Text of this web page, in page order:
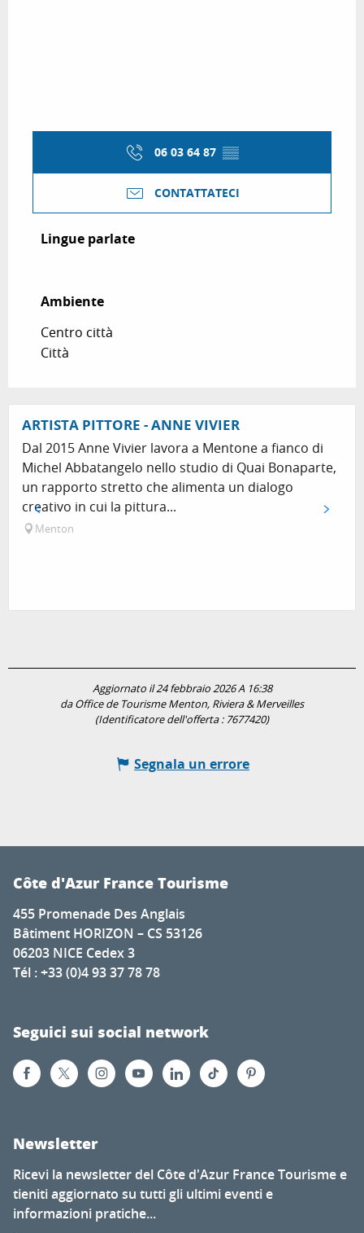
06 03 64 87 ▒▒
CONTATTATECI
Lingue parlate
Lingue parlate
Ambiente
Ambiente
Centro città
Città
ARTISTA PITTORE - ANNE VIVIER
Dal 2015 Anne Vivier lavora a Mentone a fianco di
Michel Abbatangelo nello studio di Quai Bonaparte,
un rapporto stretto che alimenta un dialogo
creativo in cui la pittura...
Menton
Aggiornato il 24 febbraio 2026 A 16:38
da Office de Tourisme Menton, Riviera & Merveilles
(Identificatore dell'offerta : 7677420)
Segnala un errore
Côte d'Azur France Tourisme
455 Promenade Des Anglais
Bâtiment HORIZON – CS 53126
06203 NICE Cedex 3
Tél : +33 (0)4 93 37 78 78
Seguici sui social network
Newsletter
Ricevi la newsletter del Côte d'Azur France Tourisme e
tieniti aggiornato su tutti gli ultimi eventi e
informazioni pratiche...